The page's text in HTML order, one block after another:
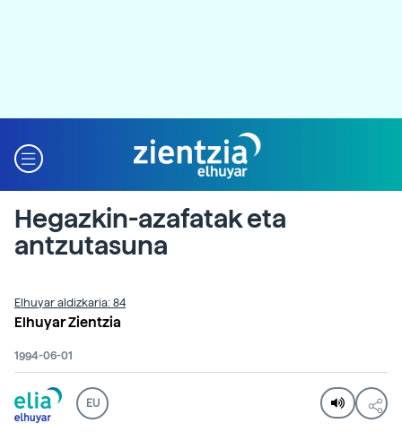
Hegazkin-azafatak eta
antzutasuna
Elhuyar aldizkaria: 84
Elhuyar Zientzia
1994-06-01
EU